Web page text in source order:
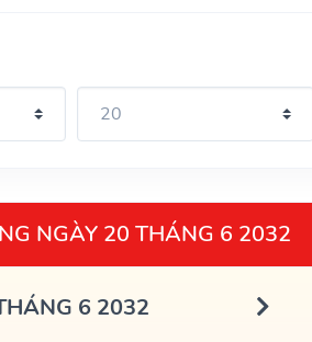
NGÀY 20 THÁNG 6 2032
6 2032